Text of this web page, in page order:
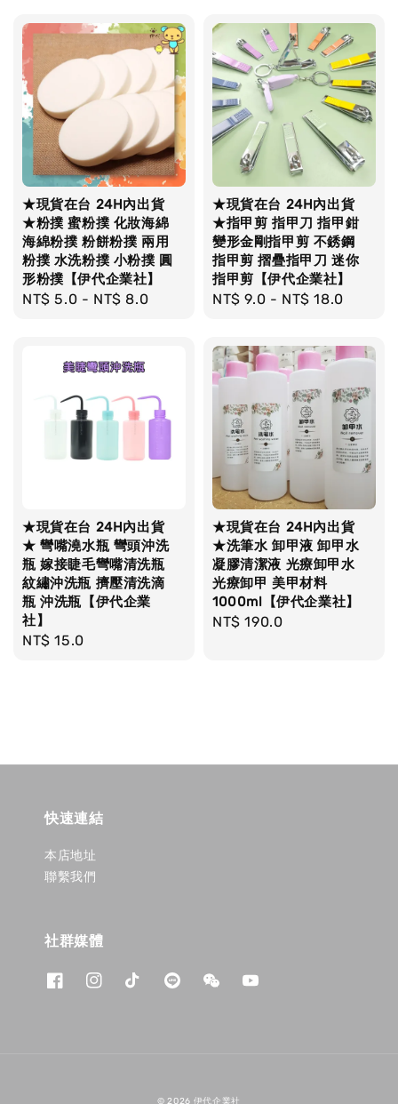
★現貨在台 24H內出貨
★粉撲 蜜粉撲 化妝海綿
海綿粉撲 粉餅粉撲 兩用
粉撲 水洗粉撲 小粉撲 圓
形粉撲【伊代企業社】
Regular
NT$ 5.0 - NT$ 8.0
★現貨在台 24H內出貨
★指甲剪 指甲刀 指甲鉗
變形金剛指甲剪 不銹鋼
指甲剪 摺疊指甲刀 迷你
指甲剪【伊代企業社】
Regular
NT$ 9.0 - NT$ 18.0
★現貨在台 24H內出貨
★ 彎嘴澆水瓶 彎頭沖洗
瓶 嫁接睫毛彎嘴清洗瓶
紋繡沖洗瓶 擠壓清洗滴
瓶 沖洗瓶【伊代企業
社】
Regular
NT$ 15.0
★現貨在台 24H內出貨
★洗筆水 卸甲液 卸甲水
凝膠清潔液 光療卸甲水
光療卸甲 美甲材料
1000ml【伊代企業社】
Regular
NT$ 190.0
快速連結
本店地址
聯繫我們
社群媒體
© 2026 伊代企業社